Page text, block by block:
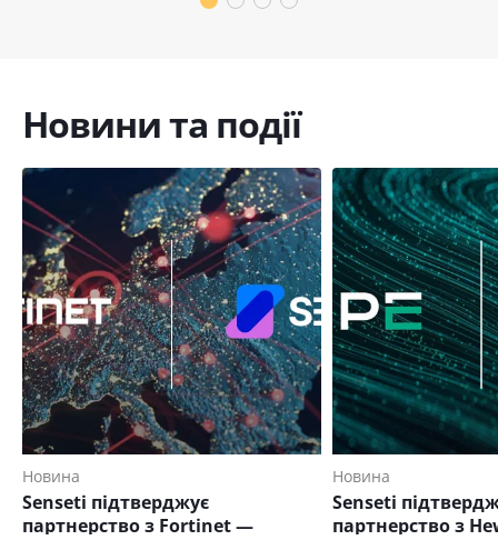
Новини та події
Новина
Senseti підтверджує
партнерство з Fortinet —
Новина
Senseti
партнерство з